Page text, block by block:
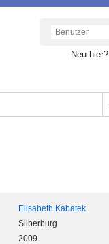
Neu hier?
Elisabeth Kabatek
Silberburg
2009